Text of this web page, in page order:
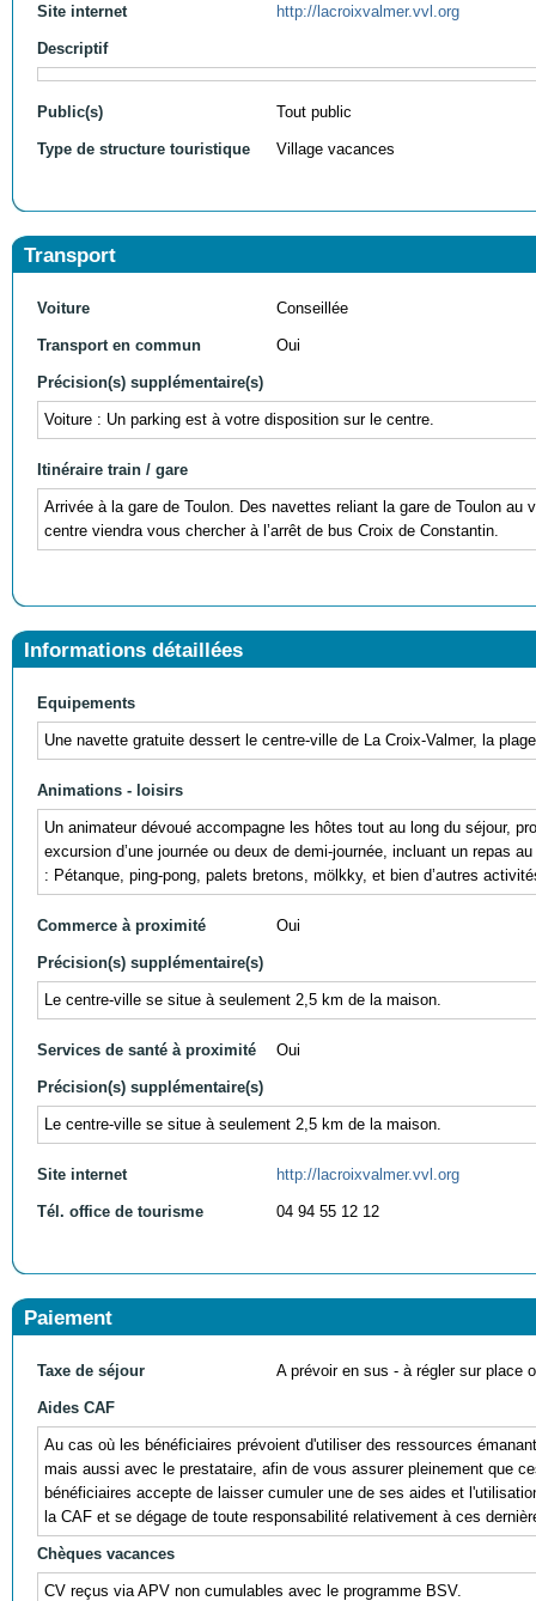
Site internet http://lacroixvalmer.vvl.org
Descriptif
Public(s) Tout public
Type de structure touristique Village vacances
Transport
Voiture Conseillée
Transport en commun Oui
Précision(s) supplémentaire(s)
Voiture : Un parking est à votre disposition sur le centre.
Itinéraire train / gare
Arrivée à la gare de Toulon. Des navettes reliant la gare de Toulon
centre viendra vous chercher à l’arrêt de bus Croix de Constantin.
Informations détaillées
Equipements
Une navette gratuite dessert le centre-ville de La Croix-Valmer, la
Animations - loisirs
Un animateur dévoué accompagne les hôtes tout au long du séjour,
excursion d’une journée ou deux de demi-journée, incluant un repas
: Pétanque, ping-pong, palets bretons, mölkky, et bien d’autres
Commerce à proximité Oui
Précision(s) supplémentaire(s)
Le centre-ville se situe à seulement 2,5 km de la maison.
Services de santé à proximité Oui
Précision(s) supplémentaire(s)
Le centre-ville se situe à seulement 2,5 km de la maison.
Site internet http://lacroixvalmer.vvl.org
Tél. office de tourisme 04 94 55 12 12
Paiement
Taxe de séjour A prévoir en sus - à régler sur place
Aides CAF
Au cas où les bénéficiaires prévoient d'utiliser des ressources
mais aussi avec le prestataire, afin de vous assurer pleinement que
bénéficiaires accepte de laisser cumuler une de ses aides et
la CAF et se dégage de toute responsabilité relativement à ces
Chèques vacances
CV reçus via APV non cumulables avec le programme BSV.